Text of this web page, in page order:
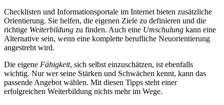
Checklisten und Informationsportale im Internet bieten zusätzliche
Orientierung. Sie helfen, die eigenen Ziele zu definieren und die
richtige Weiterbildung zu finden. Auch eine Umschulung kann eine
Alternative sein, wenn eine komplette berufliche Neuorientierung
angestrebt wird.
Die eigene Fähigkeit, sich selbst einzuschätzen, ist ebenfalls
wichtig. Nur wer seine Stärken und Schwächen kennt, kann das
passende Angebot wählen. Mit diesen Tipps steht einer
erfolgreichen Weiterbildung nichts mehr im Wege.